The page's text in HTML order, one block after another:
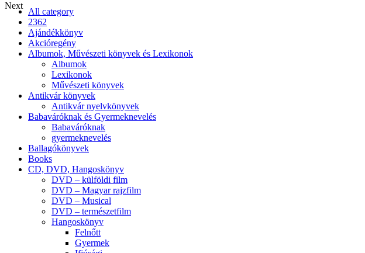
Next
All category
2362
Ajándékkönyv
Akcióregény
Albumok, Művészeti könyvek és Lexikonok
Albumok
Lexikonok
Művészeti könyvek
Antikvár könyvek
Antikvár nyelvkönyvek
Babaváróknak és Gyermeknevelés
Babaváróknak
gyermeknevelés
Ballagókönyvek
Books
CD, DVD, Hangoskönyv
DVD – külföldi film
DVD – Magyar rajzfilm
DVD – Musical
DVD – természetfilm
Hangoskönyv
Felnőtt
Gyermek